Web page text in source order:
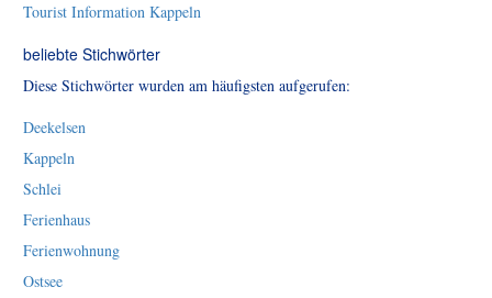
Tourist Information Kappeln
beliebte Stichwörter
Diese Stichwörter wurden am häufigsten aufgerufen:
Deekelsen
Kappeln
Schlei
Ferienhaus
Ferienwohnung
Ostsee